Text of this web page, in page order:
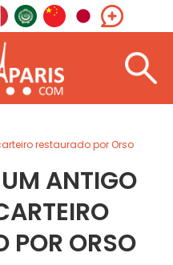
restaurado por Orso
ANTIGO
POR ORSO